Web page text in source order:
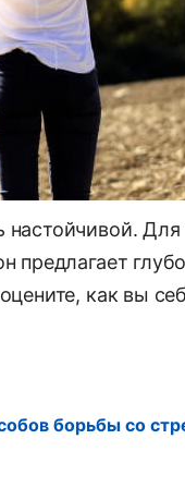
Для
предлагает
как вы
борьбы со